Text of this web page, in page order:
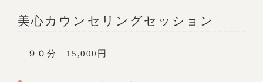
美心カウンセリングセッション
９０分 15,000円